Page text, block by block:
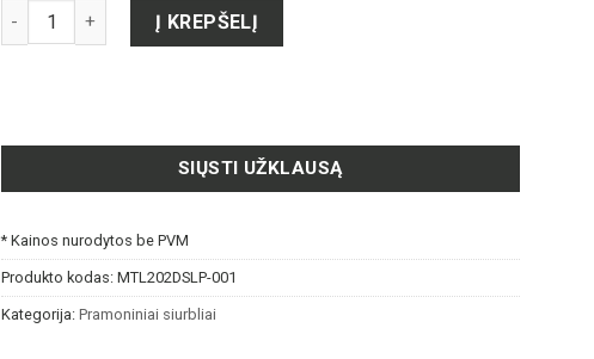
produkto kiekis: 202 DS LP PRAMONINIS SIURBLYS SU KREPŠIU
Į KREPŠELĮ
SIŲSTI UŽKLAUSĄ
* Kainos nurodytos be PVM
Produkto kodas: MTL202DSLP-001
Kategorija: Pramoniniai siurbliai